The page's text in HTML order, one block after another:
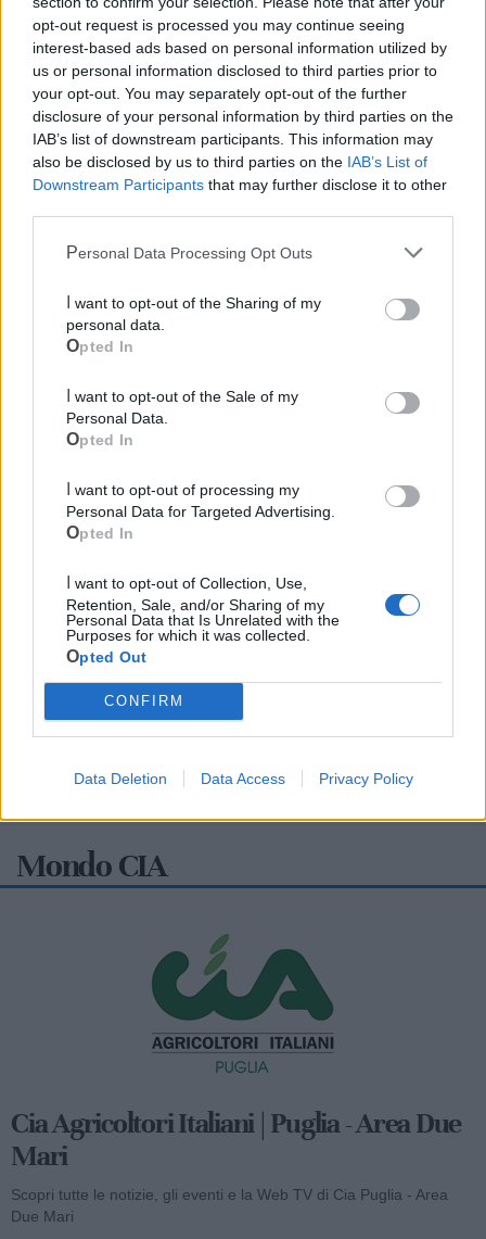
opt-out request is processed you may continue seeing
interest-based ads based on personal information utilized by
us or personal information disclosed to third parties prior to
your opt-out. You may separately opt-out of the further
disclosure of your personal information by third parties on the
IAB’s list of downstream participants. This information may
also be disclosed by us to third parties on the IAB’s List of
Downstream Participants that may further disclose it to other
Personal Data Processing Opt Outs
personal data.
Opted In
Personal Data.
Opted In
Personal Data for Targeted Advertising.
Opted In
Retention, Sale, and/or Sharing of my
Personal Data that Is Unrelated with the
Purposes for which it was collected.
Opted Out
CONFIRM
Data Deletion Data Access Privacy Policy
Per ulteriori informazioni è possibile contattare l'autricesu
Ricevi gratuitamente ogni giorno le notizie della tua
città direttamente sul tuo smartphone. Scarica Telegram
clicca qui
Mondo CIA
Cia Agricoltori Italiani | Puglia - Area Due
Mari
Scopri tutte le notizie, gli eventi e la Web TV di Cia Puglia - Area
Due Mari